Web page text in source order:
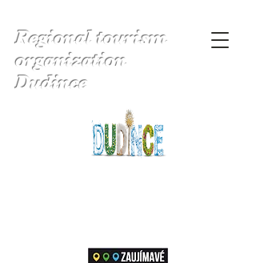
Regional tourism
organization
Dudince